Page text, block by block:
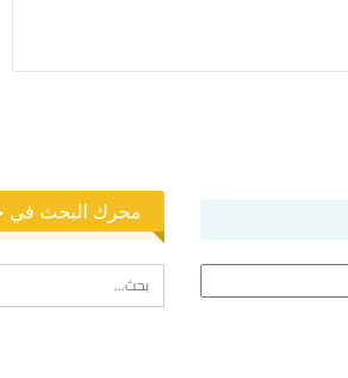
محرك البحث في